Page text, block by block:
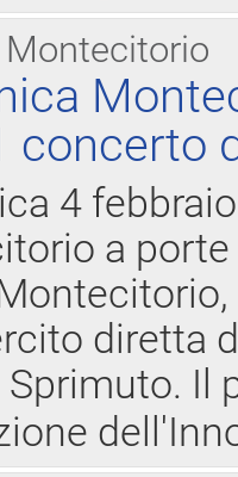
concerto
4
a
diretta
Il